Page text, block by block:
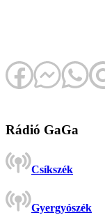
Rádió GaGa
Csíkszék
Gyergyószék